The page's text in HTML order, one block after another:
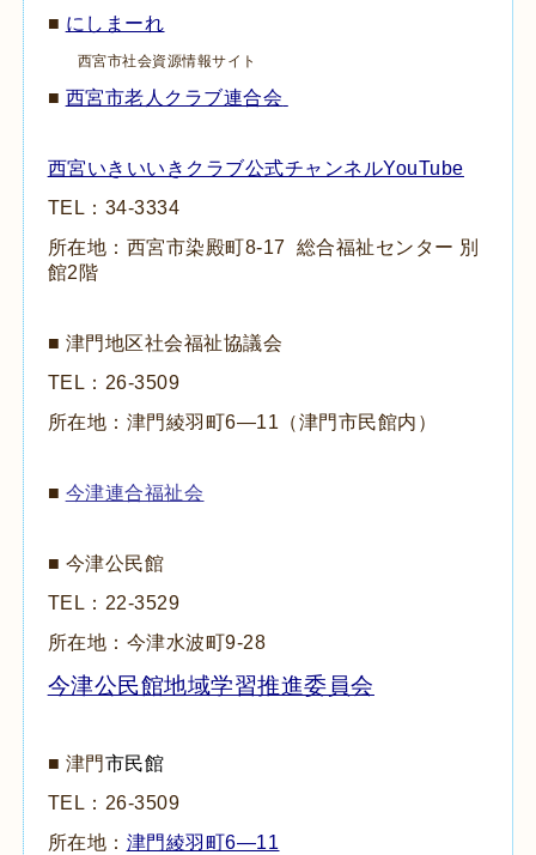
■ にしまーれ
西宮市社会資源情報サイト
■ 西宮市老人クラブ連合会
西宮いきいいきクラブ公式チャンネルYouTube
TEL：34-3334
所在地： 西宮市染殿町8-17 総合福祉センター 別
館2階
■ 津門地区社会福祉協議会
TEL： 26-3509
所在地：津門綾羽町6―11（津門市民館内）
■ 今津連合福祉会
■ 今津公民館
TEL： 22-3529
所在地：今津水波町9-28
今津公民館地域学習推進委員会
■ 津門市民館
TEL： 26-3509
所在地： 津門綾羽町6―11